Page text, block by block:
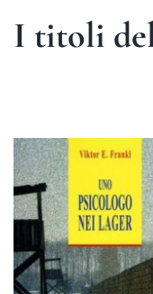
I titoli